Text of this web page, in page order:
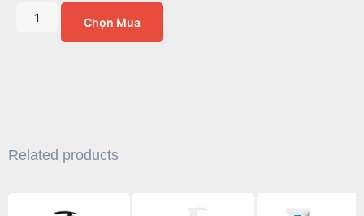
Chọn Mua
Related products